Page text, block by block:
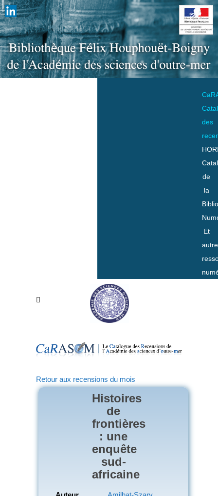
des
de
la
Et
Retour aux recensions du mois
Histoires
de
frontières
: une
enquête
sud-
africaine